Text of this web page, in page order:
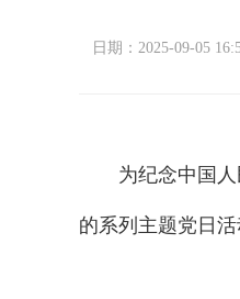
日期：2025-09-05
为纪念中国人民
的系列主题党日